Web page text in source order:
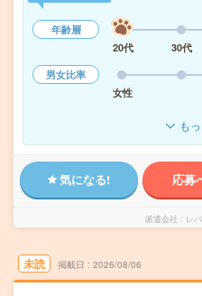
年齢層
20代
30代
男女比率
女性
も
気になる! 応募
派遣会社 レ
未読 掲載日 2026/08/06